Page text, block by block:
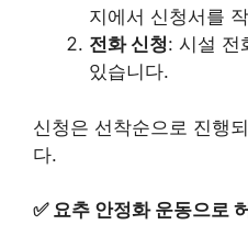
지에서 신청서를
전화 신청: 시설 전
있습니다.
신청은 선착순으로 진행
다.
✅ 요추 안정화 운동으로